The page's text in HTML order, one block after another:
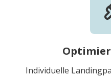
Individuelle